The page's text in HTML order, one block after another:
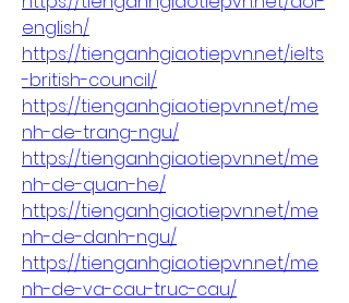
english/
https://tienganhgiaotiepvn.net/ielts
-british-council/
https://tienganhgiaotiepvn.net/me
nh-de-trang-ngu/
https://tienganhgiaotiepvn.net/me
nh-de-quan-he/
https://tienganhgiaotiepvn.net/me
nh-de-danh-ngu/
https://tienganhgiaotiepvn.net/me
nh-de-va-cau-truc-cau/